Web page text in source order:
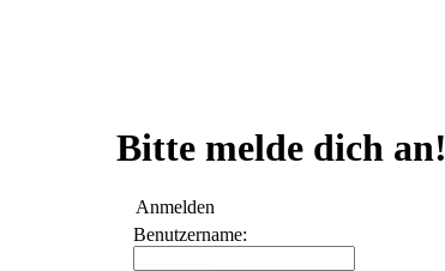
Bitte melde dich an!
Anmelden
Benutzername: